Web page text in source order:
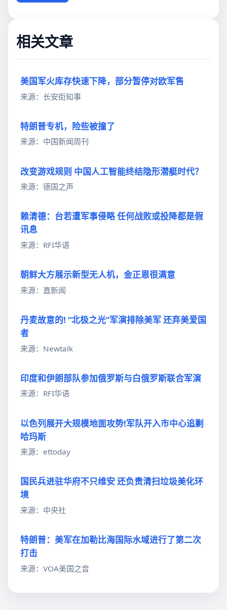
相关文章
美国军火库存快速下降，部分暂停对欧军售
来源：长安街知事
特朗普专机，险些被撞了
来源：中国新闻周刊
改变游戏规则 中国人工智能终结隐形潜艇时代？
来源：德国之声
赖清德：台若遭军事侵略 任何战败或投降都是假
讯息
来源：RFI华语
朝鲜大方展示新型无人机，金正恩很满意
来源：直新闻
丹麦故意的! “北极之光”军演排除美军 还弃美爱国
者
来源：Newtalk
印度和伊朗部队参加俄罗斯与白俄罗斯联合军演
来源：RFI华语
以色列展开大规模地面攻势!军队开入市中心追剿
哈玛斯
来源：ettoday
国民兵进驻华府不只维安 还负责清扫垃圾美化环
境
来源：中央社
特朗普：美军在加勒比海国际水域进行了第二次
打击
来源：VOA美国之音